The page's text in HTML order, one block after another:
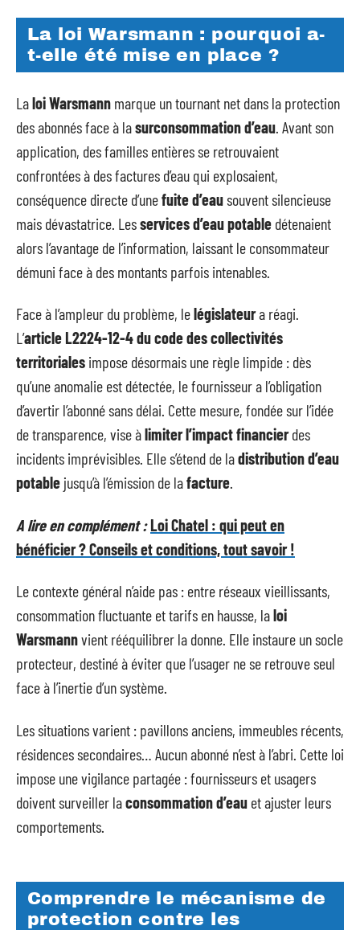
La loi Warsmann : pourquoi a-
t-elle été mise en place ?
Laloi Warsmann marque un tournant net dans la protection
des abonnés face à lasurconsommation d’eau . Avant son
application, des familles entières se retrouvaient
confrontées à des factures d’eau qui explosaient,
conséquence directe d’unefuite d’eausouvent silencieuse
mais dévastatrice. Lesservices d’eau potable détenaient
alors l’avantage de l’information, laissant le consommateur
démuni face à des montants parfois intenables.
Face à l’ampleur du problème, lelégislateura réagi.
L’article L2224-12-4 du code des collectivités
territoriales impose désormais une règle limpide : dès
qu’une anomalie est détectée, le fournisseur a l’obligation
d’avertir l’abonné sans délai. Cette mesure, fondée sur l’idée
de transparence, vise àlimiter l’impact financierdes
incidents imprévisibles. Elle s’étend de ladistribution d’eau
potable jusqu’à l’émission de lafacture.
A lire en complément :Loi Chatel : qui peut en
bénéficier ? Conseils et conditions, tout savoir !
Le contexte général n’aide pas : entre réseaux vieillissants,
consommation fluctuante et tarifs en hausse, laloi
Warsmannvient rééquilibrer la donne. Elle instaure un socle
protecteur, destiné à éviter que l’usager ne se retrouve seul
face à l’inertie d’un système.
Les situations varient : pavillons anciens, immeubles récents,
résidences secondaires… Aucun abonné n’est à l’abri. Cette loi
impose une vigilance partagée : fournisseurs et usagers
doivent surveiller laconsommation d’eau et ajuster leurs
comportements.
Comprendre le mécanisme de
protection contre les